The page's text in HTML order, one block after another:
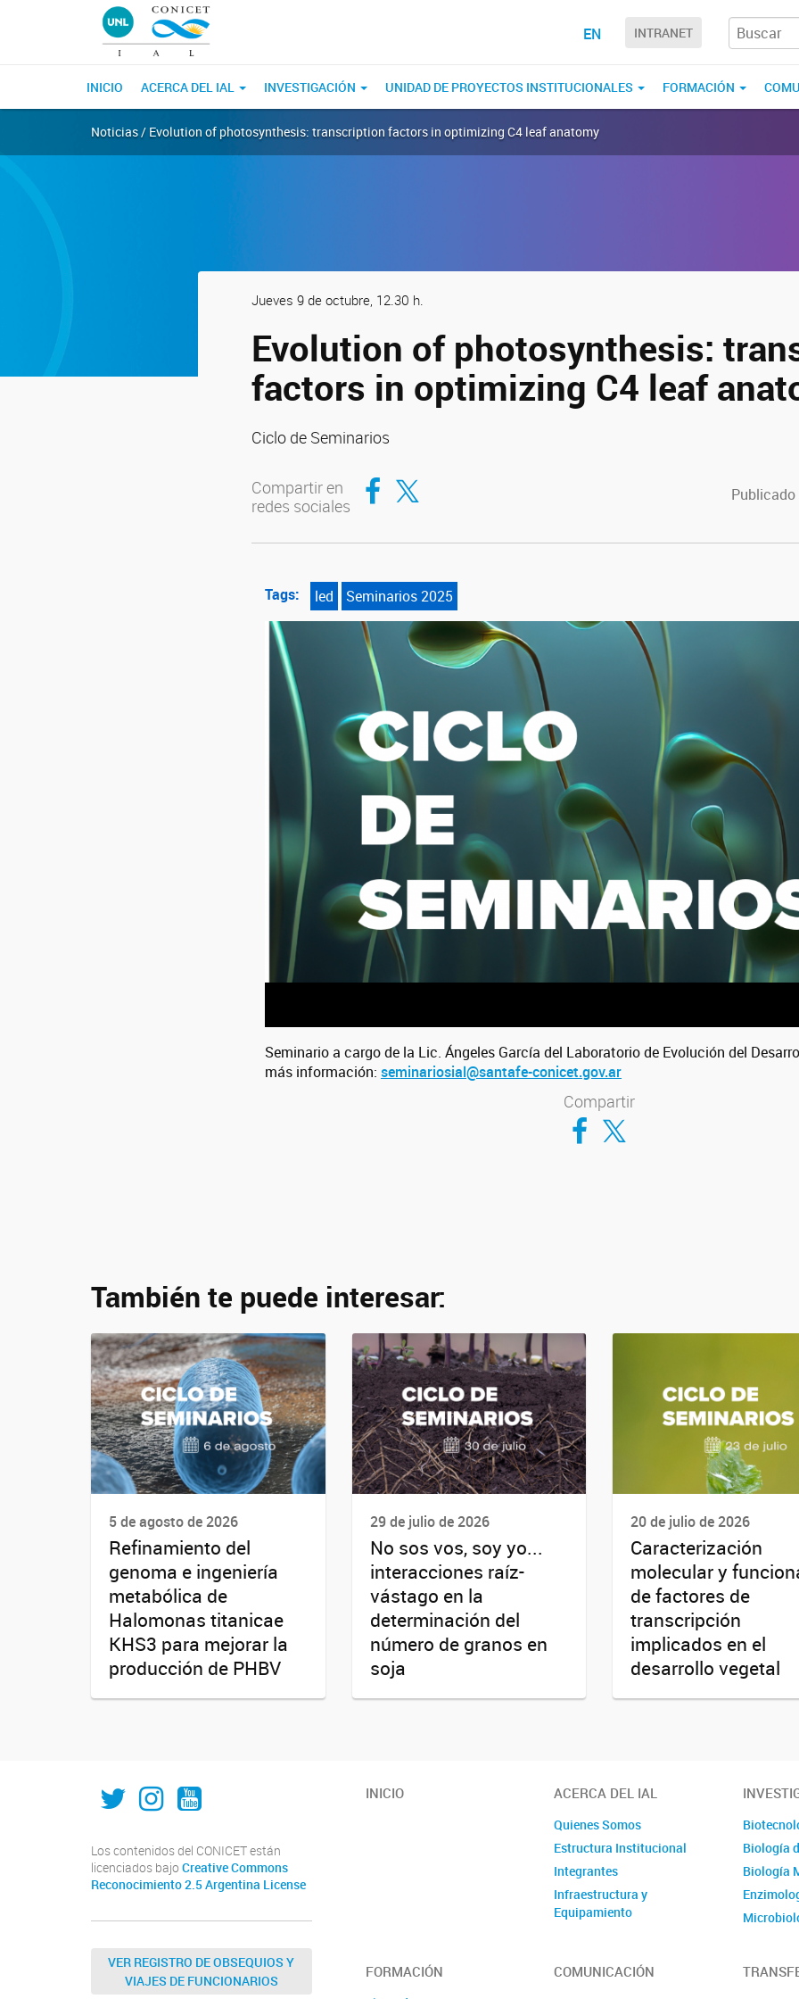
EN INTRANET
INICIO ACERCA DEL IAL INVESTIGACIÓN UNIDAD DE PROYECTOS INSTITUCIONALES FORMACIÓN
Noticias / Evolution of photosynthesis: transcription factors in optimizing C4 leaf anatomy
Jueves 9 de octubre, 12.30 h.
Evolution of photosynthesis:
factors in optimizing C4 leaf
Ciclo de Seminarios
Compartir en
redes sociales
Compartir en Facebook
Compartir en Twitter Publicado
Tags: led Seminarios 2025
Seminario a cargo de la Lic. Ángeles García del Laboratorio de Evolución del
más información: seminariosial@santafe-conicet.gov.ar
Compartir
Compartir en Facebook
Compartir en Twitter
También te puede interesar:
5 de agosto de 2026
Refinamiento del
genoma e ingeniería
metabólica de
Halomonas titanicae
KHS3 para mejorar la
producción de PHBV
29 de julio de 2026
No sos vos, soy yo...
interacciones raíz-
vástago en la
determinación del
número de granos en
soja
20 de julio de 2026
Caracterización
molecular y
de factores de
transcripción
implicados en el
desarrollo vegetal
IAL_CONICET
ial.conicet.unl
ialcomunica
Los contenidos del CONICET están
licenciados bajo Creative Commons
Reconocimiento 2.5 Argentina License
VER REGISTRO DE OBSEQUIOS Y
VIAJES DE FUNCIONARIOS
INICIO ACERCA DEL IAL
Quienes Somos
Estructura Institucional
Integrantes
Infraestructura y
Equipamiento
Biología
Biología
FORMACIÓN COMUNICACIÓN